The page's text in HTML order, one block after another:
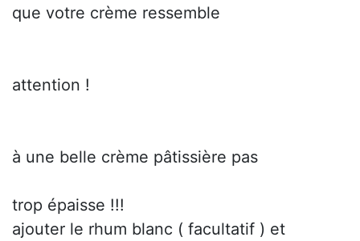
que votre crème ressemble
attention !
à une belle crème pâtissière pas
trop épaisse !!!
ajouter le rhum blanc ( facultatif ) et